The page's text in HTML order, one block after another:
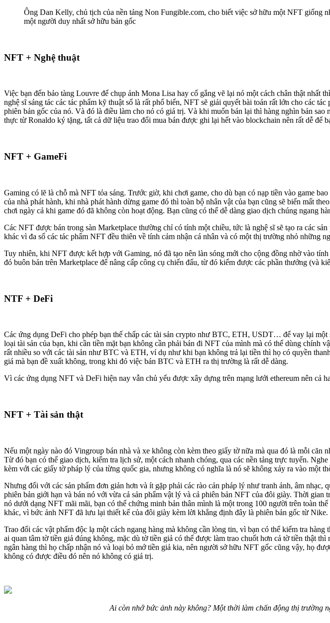
Ông Dan Kelly, chủ tịch của nền tảng Non Fungible.com, cho biết việc sở hữu một NFT giống
một người duy nhất sở hữu bản gốc
NFT + Nghệ thuật
Việc bạn đến bảo tàng Louvre để chụp ảnh Mona Lisa hay cố gắng vẽ lại nó một cách chân thật
nghệ sĩ sáng tác các tác phẩm kỹ thuật số là rất phổ biến, NFT sẽ giải quyết bài toán rất lớn cho các
phiên bản gốc của nó. Và đó là điều làm cho nó có giá trị. Và khi muốn bán lại thì hàng nghìn bản
thực từ Ronaldo ký tặng, tất cả dữ liệu trao đổi mua bán được ghi lại hết vào blockchain nên rất dễ để
NFT + GameFi
Gaming có lẽ là chỗ mà NFT tỏa sáng. Trước giờ, khi chơi game, cho dù bạn có nạp tiền vào game
của nhà phát hành, khi nhà phát hành dừng game đó thì toàn bộ nhân vật của bạn cũng sẽ biến mất
chơi ngày cả khi game đó đã không còn hoạt động. Bạn cũng có thể dễ dàng giao dịch chúng ngang
Các NFT được bán trong sàn Marketplace thường chỉ có tính một chiều, tức là nghệ sĩ sẽ tạo ra các
khác vì đa số các tác phẩm NFT đều thiên về tính cảm nhận cá nhân và có một thị trường nhỏ những
Tuy nhiên, khi NFT được kết hợp với Gaming, nó đã tạo nên làn sóng mới cho cộng đồng nhờ vào
đó buôn bán trên Marketplace để nâng cấp công cụ chiến đấu, từ đó kiếm được các phần thưởng (và
NTF + DeFi
Các ứng dụng DeFi cho phép bạn thế chấp các tài sản crypto như BTC, ETH, USDT… để vay lại
loại tài sản của bạn, khi cần tiền mặt bạn không cần phải bán đi NFT của mình mà có thể dùng
rất nhiều so với các tài sản như BTC và ETH, ví dụ như khi bạn không trả lại tiền thì họ có quyền
giá mà bạn đề xuất không, trong khi đó việc bán BTC và ETH ra thị trường là rất dễ dàng.
Vì các ứng dụng NFT và DeFi hiện nay vẫn chủ yếu được xây dựng trên mạng lưới ethereum nên cả
NFT + Tài sản thật
Nếu một ngày nào đó Vingroup bán nhà và xe không còn kèm theo giấy tờ nữa mà qua đó là mỗi
Từ đó bạn có thể giao dịch, kiểm tra lịch sử, một cách nhanh chóng, qua các nền tảng trực tuyến.
kèm với các giấy tờ pháp lý của từng quốc gia, nhưng không có nghĩa là nó sẽ không xảy ra vào một
Nhưng đối với các sản phẩm đơn giản hơn và ít gặp phải các rào cản pháp lý như tranh ảnh, âm
phiên bản giới hạn và bán nó với vừa cả sản phẩm vật lý và cả phiên bản NFT của đôi giày. Thời
nó dưới dạng NFT mãi mãi, bạn có thể chứng minh bản thân mình là một trong 100 người trên toàn
khác, vì bức ảnh NFT đã lưu lại thiết kế của đôi giày kèm lời khẳng định đây là phiên bản gốc từ Nike.
Trao đổi các vật phẩm độc lạ một cách ngang hàng mà không cần lòng tin, vì bạn có thể kiểm tra
ai quan tâm tờ tiền giả đúng không, mặc dù tờ tiền giả có thể được làm trao chuốt hơn cả tờ tiền thật
ngân hàng thì họ chấp nhận nó và loại bỏ mớ tiền giả kia, nên người sở hữu NFT gốc cũng vậy, họ
không có được điều đó nên nó không có giá trị.
Ai còn nhớ bức ảnh này không? Một thời làm chấn động thị trường